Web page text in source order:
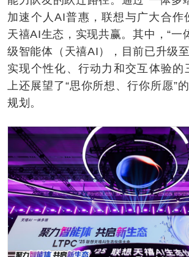
加速个人AI普惠，联想与广大合作
天禧AI生态，实现共赢。其中，“一
级智能体（天禧AI），目前已升级
实现个性化、行动力和交互体验的
上还展望了“思你所想、行你所愿”
规划。